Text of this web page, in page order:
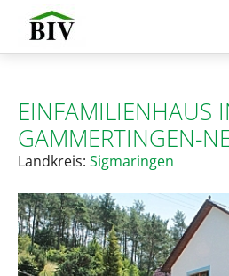
EINFAMILIENHAUS
GAMMERTINGEN-
Landkreis: Sigmaringen